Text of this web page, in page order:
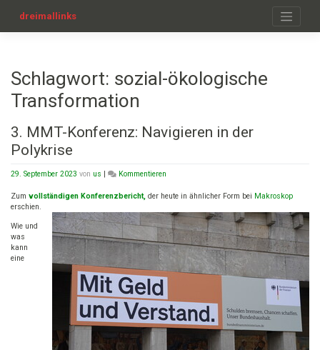
dreimallinks
Schlagwort: sozial-ökologische
Transformation
3. MMT-Konferenz: Navigieren in der
Polykrise
29. September 2023 von us Kommentieren
MMT-
Navigieren
in
der
Polykrise
Zum vollständigen Konferenzbericht, der heute in ähnlicher Form bei Makroskop
erschien.
Wie und
was
kann
eine